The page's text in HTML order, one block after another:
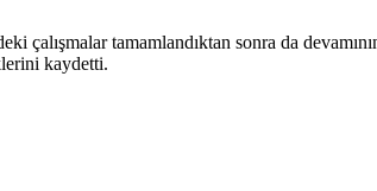
tamamlandıktan sonra da
kaydetti.